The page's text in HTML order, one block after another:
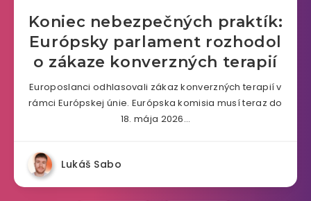
Koniec nebezpečných praktík:
Európsky parlament rozhodol
o zákaze konverzných terapií
Europoslanci odhlasovali zákaz konverzných terapií v
rámci Európskej únie. Európska komisia musí teraz do
18. mája 2026…
Lukáš Sabo